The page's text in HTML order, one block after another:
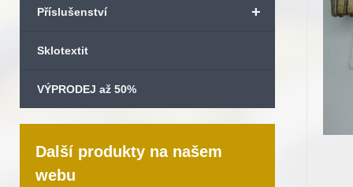
+
Příslušenství
Sklotextit
VÝPRODEJ až 50%
Další produkty na našem
webu